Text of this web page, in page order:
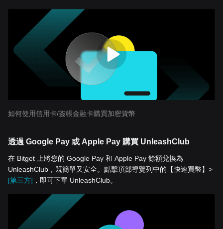
如何使用信用卡/簽帳金融卡購買加密貨幣
透過 Google Pay 或 Apple Pay 購買 UnleashClub
在 Bitget 上將您的 Google Pay 和 Apple Pay 餘額兌換為
UnleashClub，既簡單又安全。點擊頂部導覽列中的【快速買幣】>
[第三方] ，即可下單 UnleashClub。